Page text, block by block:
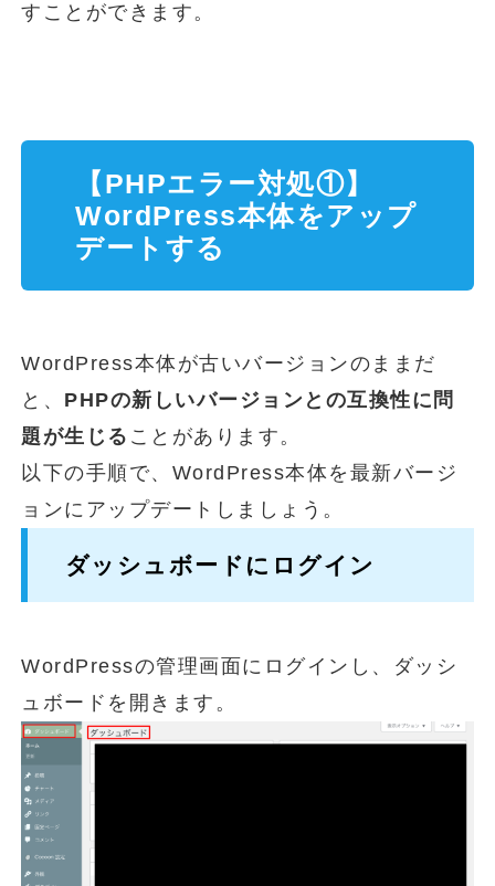
すことができます。
【PHPエラー対処①】
WordPress本体をアップ
デートする
WordPress本体が古いバージョンのままだ
と、 PHPの新しいバージョンとの互換性に問
題が生じる ことがあります。
以下の手順で、WordPress本体を最新バージ
ョンにアップデートしましょう。
ダッシュボードにログイン
WordPressの管理画面にログインし、ダッシ
ュボードを開きます。